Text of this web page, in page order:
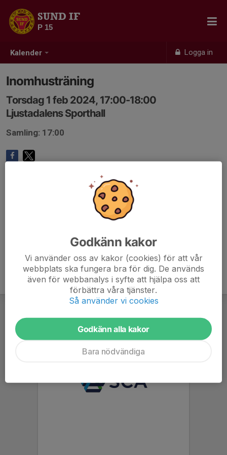
Kalender Logga in
SUND IF
P 15
Inomhusträning
Torsdag 1 feb 2024, 17:00-18:00
Ljustadalens Sporthall
Samling: 17:00
Godkänn kakor
Vi använder oss av kakor (cookies) för att vår
webbplats ska fungera bra för dig. De används
även för webbanalys i syfte att hjälpa oss att
förbättra våra tjänster.
Så använder vi cookies
Godkänn alla kakor
Bara nödvändiga